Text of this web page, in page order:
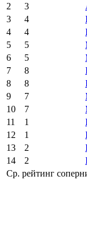
2
3
3
4
4
4
5
5
6
5
7
8
8
8
9
7
10
7
11
1
12
1
13
2
14
2
Ср. рейтинг